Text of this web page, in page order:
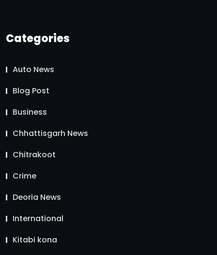
Categories
Auto News
Blog Post
Business
Chhattisgarh News
Chitrakoot
Crime
Deoria News
International
Kitabi kona